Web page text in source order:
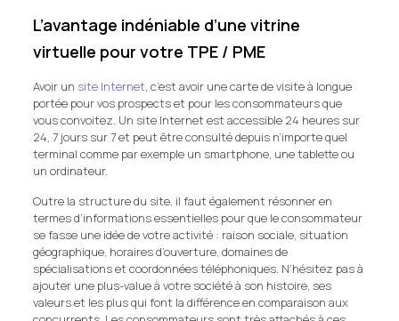
L’avantage indéniable d’une vitrine
virtuelle pour votre TPE / PME
Avoir un site Internet, c’est avoir une carte de visite à longue
portée pour vos prospects et pour les consommateurs que
vous convoitez. Un site Internet est accessible 24 heures sur
24, 7 jours sur 7 et peut être consulté depuis n’importe quel
terminal comme par exemple un smartphone, une tablette ou
un ordinateur.
Outre la structure du site, il faut également résonner en
termes d’informations essentielles pour que le consommateur
se fasse une idée de votre activité : raison sociale, situation
géographique, horaires d’ouverture, domaines de
spécialisations et coordonnées téléphoniques. N’hésitez pas à
ajouter une plus-value à votre société à son histoire, ses
valeurs et les plus qui font la différence en comparaison aux